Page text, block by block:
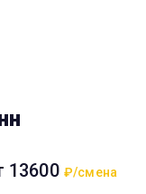
13600 ₽/смена